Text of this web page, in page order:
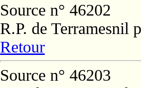
Source n° 46202
R.P. de Terramesnil
Retour
Source n° 46203